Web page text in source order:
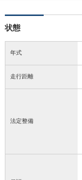
状態
年式
走行距離
法定整備